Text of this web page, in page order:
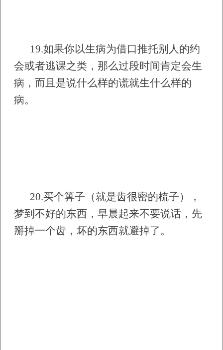
19.如果你以生病为借口推托别人的约
会或者逃课之类，那么过段时间肯定会生
病，而且是说什么样的谎就生什么样的
病。
20.买个箅子（就是齿很密的梳子），
梦到不好的东西，早晨起来不要说话，先
掰掉一个齿，坏的东西就避掉了。